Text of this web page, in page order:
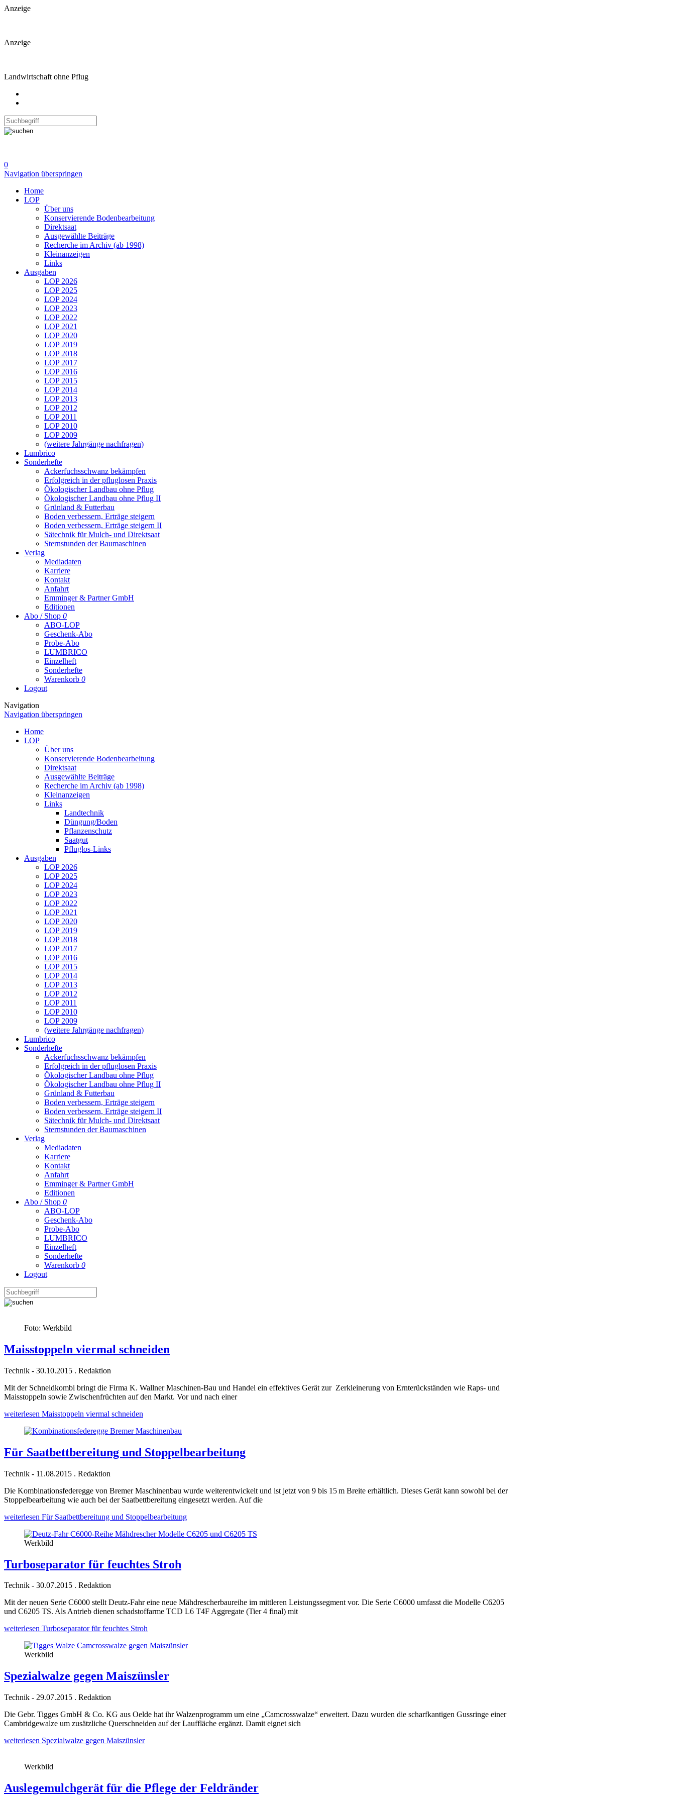
Anzeige
Anzeige
Landwirtschaft ohne Pflug
0
Navigation überspringen
Home
LOP
Über uns
Konservierende Bodenbearbeitung
Direktsaat
Ausgewählte Beiträge
Recherche im Archiv (ab 1998)
Kleinanzeigen
Links
Ausgaben
LOP 2026
LOP 2025
LOP 2024
LOP 2023
LOP 2022
LOP 2021
LOP 2020
LOP 2019
LOP 2018
LOP 2017
LOP 2016
LOP 2015
LOP 2014
LOP 2013
LOP 2012
LOP 2011
LOP 2010
LOP 2009
(weitere Jahrgänge nachfragen)
Lumbrico
Sonderhefte
Ackerfuchsschwanz bekämpfen
Erfolgreich in der pfluglosen Praxis
Ökologischer Landbau ohne Pflug
Ökologischer Landbau ohne Pflug II
Grünland & Futterbau
Boden verbessern, Erträge steigern
Boden verbessern, Erträge steigern II
Sätechnik für Mulch- und Direktsaat
Sternstunden der Baumaschinen
Verlag
Mediadaten
Karriere
Kontakt
Anfahrt
Emminger & Partner GmbH
Editionen
Abo / Shop 0
ABO-LOP
Geschenk-Abo
Probe-Abo
LUMBRICO
Einzelheft
Sonderhefte
Warenkorb 0
Logout
Navigation
Navigation überspringen
Home
LOP
Über uns
Konservierende Bodenbearbeitung
Direktsaat
Ausgewählte Beiträge
Recherche im Archiv (ab 1998)
Kleinanzeigen
Links
Landtechnik
Düngung/Boden
Pflanzenschutz
Saatgut
Pfluglos-Links
Ausgaben
LOP 2026
LOP 2025
LOP 2024
LOP 2023
LOP 2022
LOP 2021
LOP 2020
LOP 2019
LOP 2018
LOP 2017
LOP 2016
LOP 2015
LOP 2014
LOP 2013
LOP 2012
LOP 2011
LOP 2010
LOP 2009
(weitere Jahrgänge nachfragen)
Lumbrico
Sonderhefte
Ackerfuchsschwanz bekämpfen
Erfolgreich in der pfluglosen Praxis
Ökologischer Landbau ohne Pflug
Ökologischer Landbau ohne Pflug II
Grünland & Futterbau
Boden verbessern, Erträge steigern
Boden verbessern, Erträge steigern II
Sätechnik für Mulch- und Direktsaat
Sternstunden der Baumaschinen
Verlag
Mediadaten
Karriere
Kontakt
Anfahrt
Emminger & Partner GmbH
Editionen
Abo / Shop 0
ABO-LOP
Geschenk-Abo
Probe-Abo
LUMBRICO
Einzelheft
Sonderhefte
Warenkorb 0
Logout
Foto: Werkbild
Maisstoppeln viermal schneiden
Technik - 30.10.2015 . Redaktion
Mit der Schneidkombi bringt die Firma K. Wallner Maschinen-Bau und Handel ein effektives Gerät zur Zerkleinerung von Ernterückständen wie Raps- und
Maisstoppeln sowie Zwischenfrüchten auf den Markt. Vor und nach einer
weiterlesen Maisstoppeln viermal schneiden
Für Saatbettbereitung und Stoppelbearbeitung
Technik - 11.08.2015 . Redaktion
Die Kombinationsfederegge von Bremer Maschinenbau wurde weiterentwickelt und ist jetzt von 9 bis 15 m Breite erhältlich. Dieses Gerät kann sowohl bei der
Stoppelbearbeitung wie auch bei der Saatbettbereitung eingesetzt werden. Auf die
weiterlesen Für Saatbettbereitung und Stoppelbearbeitung
Werkbild
Turboseparator für feuchtes Stroh
Technik - 30.07.2015 . Redaktion
Mit der neuen Serie C6000 stellt Deutz-Fahr eine neue Mähdrescherbaureihe im mittleren Leistungssegment vor. Die Serie C6000 umfasst die Modelle C6205
und C6205 TS. Als Antrieb dienen schadstoffarme TCD L6 T4F Aggregate (Tier 4 final) mit
weiterlesen Turboseparator für feuchtes Stroh
Werkbild
Spezialwalze gegen Maiszünsler
Technik - 29.07.2015 . Redaktion
Die Gebr. Tigges GmbH & Co. KG aus Oelde hat ihr Walzenprogramm um eine „Camcrosswalze“ erweitert. Dazu wurden die scharfkantigen Gussringe einer
Cambridgewalze um zusätzliche Querschneiden auf der Lauffläche ergänzt. Damit eignet sich
weiterlesen Spezialwalze gegen Maiszünsler
Werkbild
Auslegemulchgerät für die Pflege der Feldränder